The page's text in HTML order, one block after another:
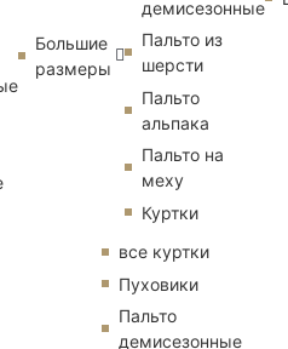
Большие
размеры
демисезонные
Пальто из
шерсти
Пальто
альпака
Пальто на
меху
Куртки
все куртки
Пуховики
Пальто
демисезонные